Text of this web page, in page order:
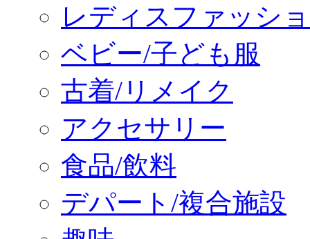
レディスファッシ
ベビー/子ども服
古着/リメイク
アクセサリー
食品/飲料
デパート/複合施設